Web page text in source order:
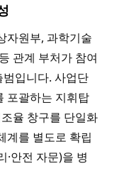
자원부, 과학기술
관계 부처가 참여
범입니다. 사업단
포괄하는 지휘탑
율 창구를 단일화
계를 별도로 확립
·안전 자문)을 병